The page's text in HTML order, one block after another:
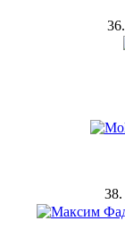
36.
38.